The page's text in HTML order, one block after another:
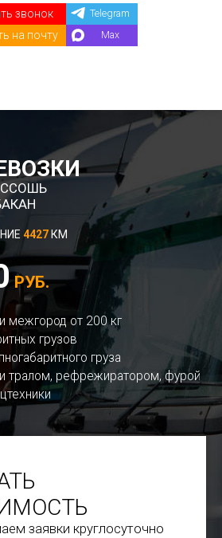
звонок
на почту
Telegram
Max
4427 КМ
РУБ.
межгород от 200 кг
грузов
груза
тралом, рефрежиратором, фурой
заявки круглосуточно